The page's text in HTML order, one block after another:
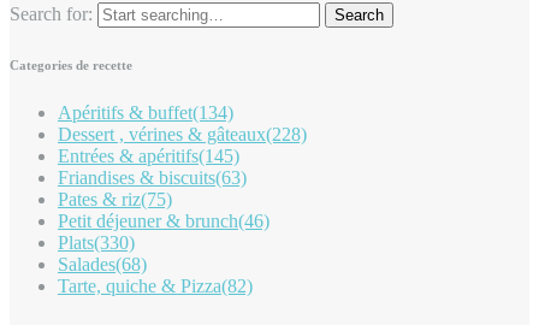
Search for:
Categories de recette
Apéritifs & buffet(134)
Dessert , vérines & gâteaux(228)
Entrées & apéritifs(145)
Friandises & biscuits(63)
Pates & riz(75)
Petit déjeuner & brunch(46)
Plats(330)
Salades(68)
Tarte, quiche & Pizza(82)